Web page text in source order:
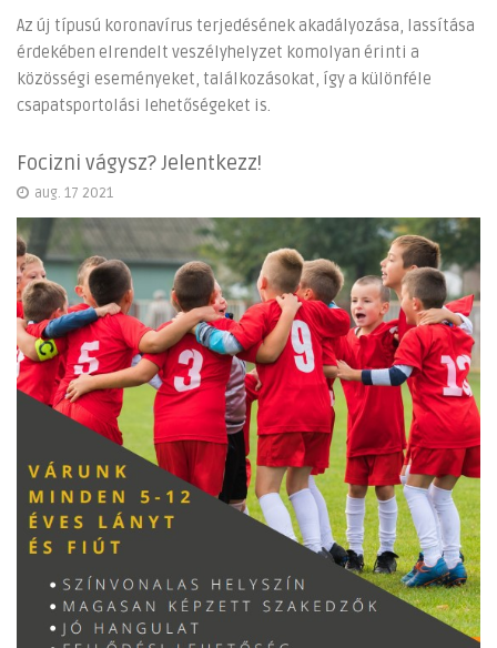
Az új típusú koronavírus terjedésének akadályozása, lassítása
érdekében elrendelt veszélyhelyzet komolyan érinti a
közösségi eseményeket, találkozásokat, így a különféle
csapatsportolási lehetőségeket is.
Focizni vágysz? Jelentkezz!
aug. 17 2021